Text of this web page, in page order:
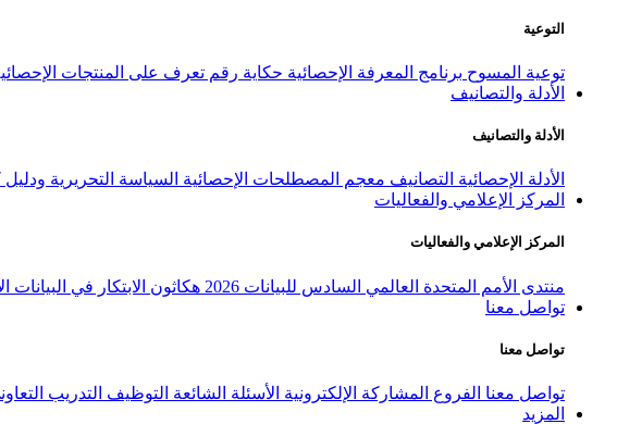
التوعية
توعية المسوح برنامج المعرفة الإحصائية حكاية رقم تعرف على المنتجات
الأدلة والتصانيف
الأدلة والتصانيف
الأدلة الإحصائية التصانيف معجم المصطلحات الإحصائية السياسة التحريرية ودليل
المركز الإعلامي والفعاليات
المركز الإعلامي والفعاليات
منتدى الأمم المتحدة العالمي السادس للبيانات 2026 هكاثون الابتكار في البيانات
تواصل معنا
تواصل معنا
تواصل معنا الفروع المشاركة الإلكترونية الأسئلة الشائعة التوظيف التدريب
المزيد